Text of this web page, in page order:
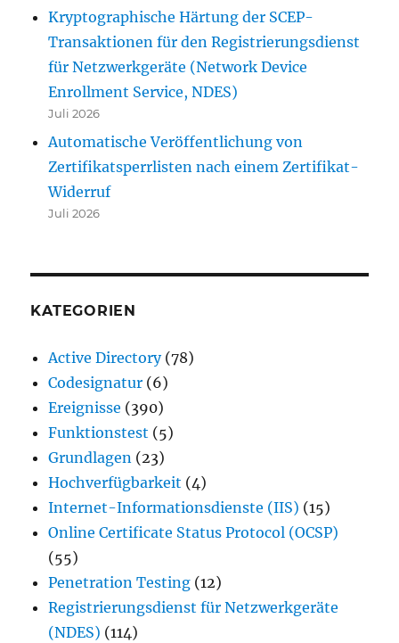
Kryptographische Härtung der SCEP-
Transaktionen für den Registrierungsdienst
für Netzwerkgeräte (Network Device
Enrollment Service, NDES)
Juli 2026
Automatische Veröffentlichung von
Zertifikatsperrlisten nach einem Zertifikat-
Widerruf
Juli 2026
KATEGORIEN
Active Directory(78)
Codesignatur (6)
Ereignisse (390)
Funktionstest (5)
Grundlagen (23)
Hochverfügbarkeit (4)
Internet-Informationsdienste (IIS) (15)
Online Certificate Status Protocol (OCSP)
(55)
Penetration Testing (12)
Registrierungsdienst für Netzwerkgeräte
(NDES) (114)